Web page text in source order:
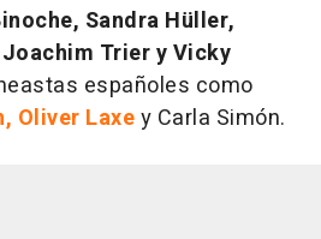
Sandra Hüller,
Trier y Vicky
españoles como
Oliver Laxey Carla Simón.